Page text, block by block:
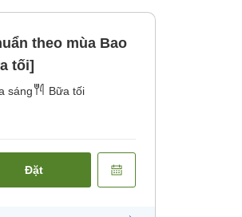
theo mùa Bao
tối]
sáng Bữa tối
Đặt